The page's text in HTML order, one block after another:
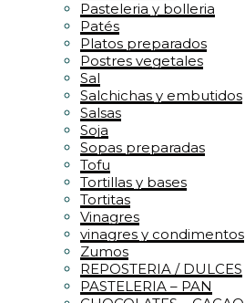
Pasteleria y bolleria
Patés
Platos preparados
Postres vegetales
Sal
Salchichas y embutidos
Salsas
Soja
Sopas preparadas
Tofu
Tortillas y bases
Tortitas
Vinagres
vinagres y condimentos
Zumos
REPOSTERIA / DULCES
PASTELERIA – PAN